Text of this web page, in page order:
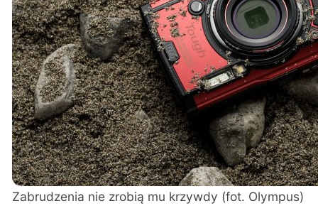
Zabrudzenia nie zrobią mu krzywdy (fot. Olympus)